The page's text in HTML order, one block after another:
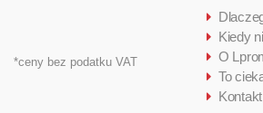
*ceny bez podatku VAT
Kiedy
O
To